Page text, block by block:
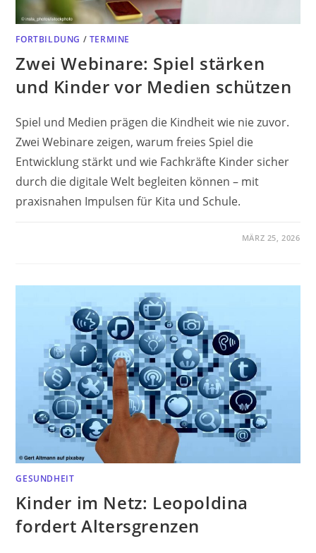
FORTBILDUNG / TERMINE
Zwei Webinare: Spiel stärken
und Kinder vor Medien schützen
Spiel und Medien prägen die Kindheit wie nie zuvor.
Zwei Webinare zeigen, warum freies Spiel die
Entwicklung stärkt und wie Fachkräfte Kinder sicher
durch die digitale Welt begleiten können – mit
praxisnahen Impulsen für Kita und Schule.
MÄRZ 25, 2026
GESUNDHEIT
Kinder im Netz: Leopoldina
fordert Altersgrenzen